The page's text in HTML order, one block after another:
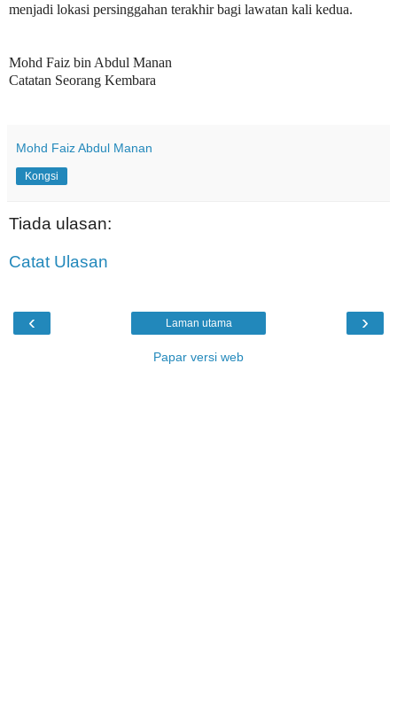
menjadi lokasi persinggahan terakhir bagi lawatan kali kedua.
Mohd Faiz bin Abdul Manan
Catatan Seorang Kembara
Mohd Faiz Abdul Manan
Kongsi
Tiada ulasan:
Catat Ulasan
‹ ›
Laman utama
Papar versi web